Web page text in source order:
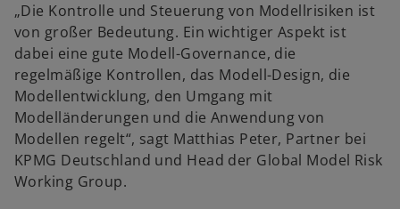
„Die Kontrolle und Steuerung von Modellrisiken ist
von großer Bedeutung. Ein wichtiger Aspekt ist
dabei eine gute Modell-Governance, die
regelmäßige Kontrollen, das Modell-Design, die
Modellentwicklung, den Umgang mit
Modelländerungen und die Anwendung von
Modellen regelt“, sagt Matthias Peter, Partner bei
KPMG Deutschland und Head der Global Model Risk
Working Group.